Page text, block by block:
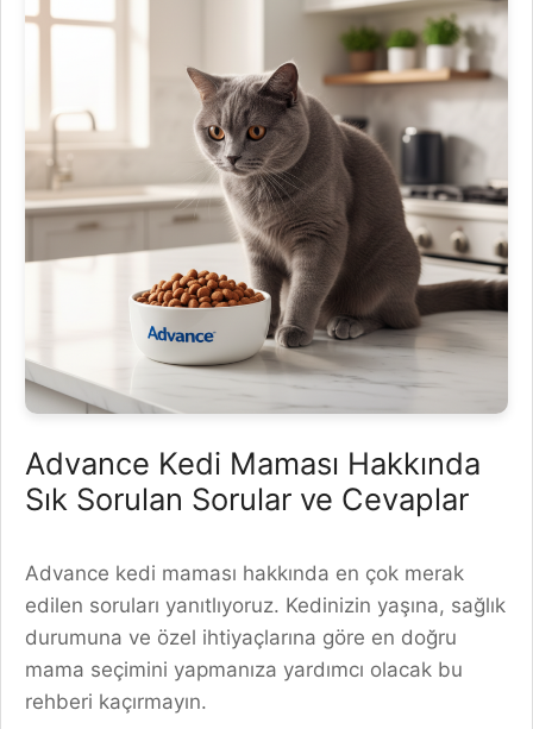
Advance Kedi Maması Hakkında
Sık Sorulan Sorular ve Cevaplar
Advance kedi maması hakkında en çok merak
edilen soruları yanıtlıyoruz. Kedinizin yaşına, sağlık
durumuna ve özel ihtiyaçlarına göre en doğru
mama seçimini yapmanıza yardımcı olacak bu
rehberi kaçırmayın.